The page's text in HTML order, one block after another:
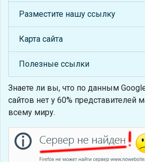
Разместите нашу ссылку
Карта сайта
Полезные ссылки
Знаете ли вы, что по данным
сайтов нет у 60% представителей
всему миру.